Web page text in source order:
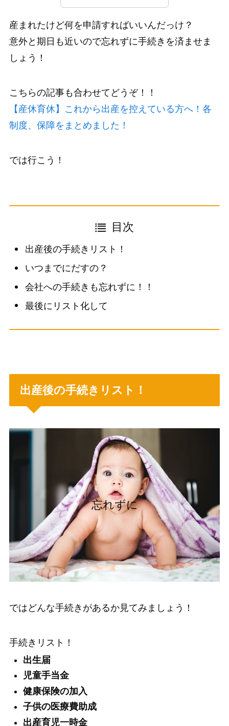
産まれたけど何を申請すればいいんだっけ？
意外と期日も近いので忘れずに手続きを済ませま
しょう！
こちらの記事も合わせてどうぞ！！
【産休育休】これから出産を控えている方へ！各
制度、保障をまとめました！
では行こう！
目次
出産後の手続きリスト！
いつまでにだすの？
会社への手続きも忘れずに！！
最後にリスト化して
出産後の手続きリスト！
忘れずに
ではどんな手続きがあるか見てみましょう！
手続きリスト！
出生届
児童手当金
健康保険の加入
子供の医療費助成
出産育児一時金